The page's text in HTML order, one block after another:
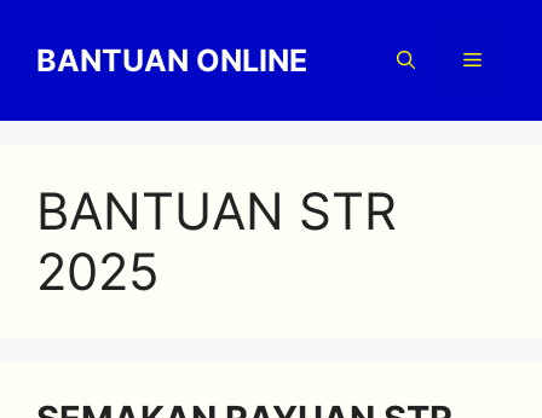
contentBANTUAN ONLINE Menu
BANTUAN STR
2025